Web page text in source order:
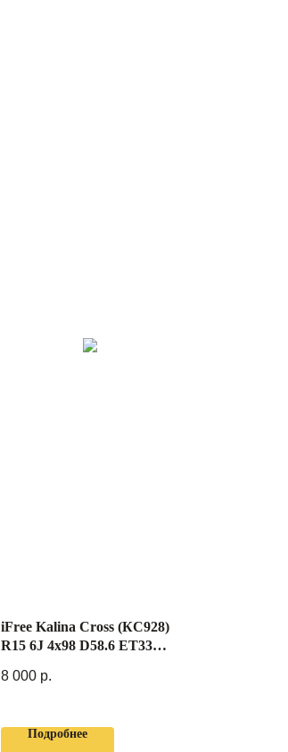
iFree Kalina Cross (КС928)
R15 6J 4x98 D58.6 ET33
8 000 р.
Подробнее